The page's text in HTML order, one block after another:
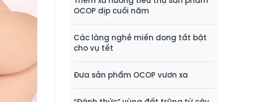
OCOP dịp cuối năm
Các làng nghề miến dong tất bật
cho vụ tết
Đưa sản phẩm OCOP vươn xa